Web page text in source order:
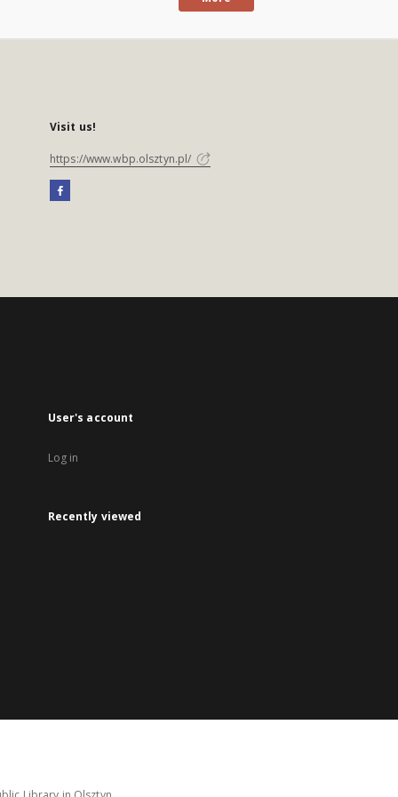
Visit us!
https://www.wbp.olsztyn.pl/
User's account
Log in
Recently viewed